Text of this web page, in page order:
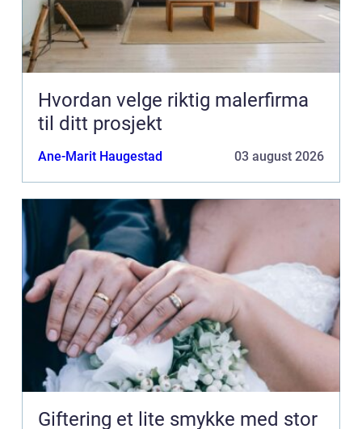
Hvordan velge riktig malerfirma
til ditt prosjekt
Ane-Marit Haugestad 03 august 2026
Giftering et lite smykke med stor